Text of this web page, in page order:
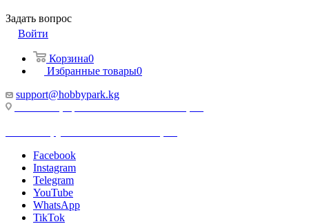
Задать вопрос
Войти
Корзина0
Избранные товары0
support@hobbypark.kg
Facebook
Instagram
Telegram
YouTube
WhatsApp
TikTok